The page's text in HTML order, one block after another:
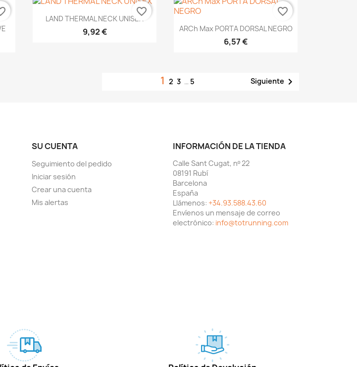
Vista rápida
LAND THERMAL NECK UNISEX
9,92 €
favorite_border
Vista rápida
ARCh Max PORTA DORSAL NEGRO
6,57 €
favorite_border
1 2 3 … 5 Siguiente 
SU CUENTA
Seguimiento del pedido
Iniciar sesión
Crear una cuenta
Mis alertas
INFORMACIÓN DE LA TIENDA
Calle Sant Cugat, nº 22
08191 Rubí
Barcelona
España
Llámenos: +34.93.588.43.60
Envíenos un mensaje de correo
electrónico: info@totrunning.com